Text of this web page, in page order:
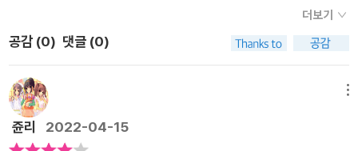
가 아주 중요하다는 점, 그리고 물을 자주 주는 스타일인지 아닌
지에 따라 재배용 흙과 부엽토의 비율을 어떻게 조절할 것인지,
식물이 얼마나 성장하면 화분을 교체해야 하는지 같은 정보들이
있어서 관심있게 볼 수 있었다. 흙이 어떤 점이 잘못되었는지, A
S개념은 아니었지만 확실히 작물을 심는 흙에 대한 이해도를 올
리는 데 좋은 책이었다.
다.​처음 마주해본 흙과 비료의 세계는 생각보다 다양하고 무궁무
진한 것 같다.이래서 부모님이 어릴 적 우리에게 농부분들께 감
만간 부모님댁에 갈 때에 이 책을 챙겨가서 부모님과 함께 올해
텃밭농사를함께 하고 와야겠다.​[이 글은 출판사로부터 책을 제공
받아 직접 읽고 작성한 글입니다]
제 무엇을 어떻게 심어야 하는지 몰라 남들을 따라 되는대로 심기
도 했다.땅위로 쏘옥 올라오는 잎들을 보며 기쁘다가도 달려드는
시장에서 사다먹는 것과는 차원이 달랐다.여름 장마가 지난 뒤
덩쿨같은 텃밭을 보며 긴 한숨을 내쉬기도 했지만 그래도 텃밭으
로 나가게 된다. 가벼운 마음으로 시작한 텃밭이었는데 생각만큼
더보기
공감 (0) 댓글 (0)
쥰리 2022-04-15